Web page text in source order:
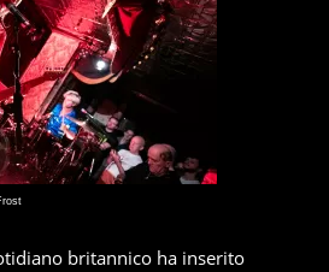
britannico ha inserito